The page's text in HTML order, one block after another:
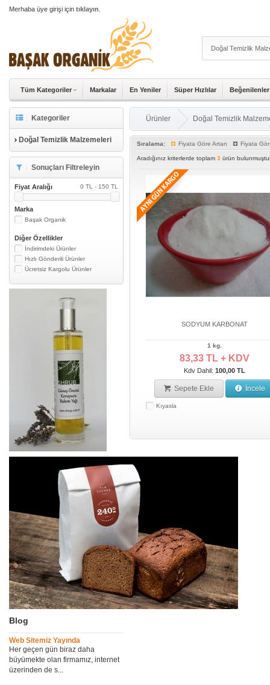
Merhaba üye girişi için tıklayın
Tüm Kategoriler Markalar En Yeniler Süper Hızlılar Beğenilenler
Kategoriler
Doğal Temizlik Malzemeleri
Sonuçları Filtreleyin
Fiyat Aralığı 0 TL - 150 TL
Marka
Başak Organik
Diğer Özellikler
İndirimdeki Ürünler
Hızlı Gönderili Ürünler
Ücretsiz Kargolu Ürünler
Blog
Web Sitemiz Yayında
Her geçen gün biraz daha
büyümekte olan firmamız, internet
üzerinden de s...
Ürünler Doğal Temizlik
Sıralama: Fiyata Göre Artan Fiyata
Aradığınız kriterlerde toplam 3 ürün
SODYUM KARBONAT
1 kg.
83,33 TL + KDV
Kdv Dahil: 100,00 TL
Sepete Ekle İncele
Kıyasla